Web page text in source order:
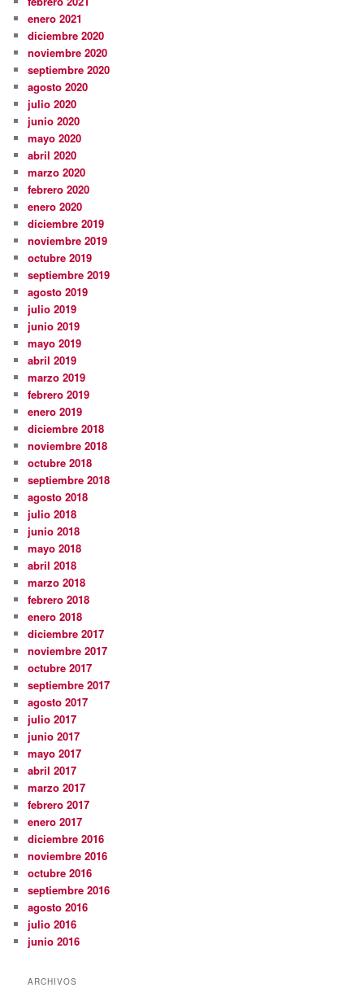
enero 2021
diciembre 2020
noviembre 2020
septiembre 2020
agosto 2020
julio 2020
junio 2020
mayo 2020
abril 2020
marzo 2020
febrero 2020
enero 2020
diciembre 2019
noviembre 2019
octubre 2019
septiembre 2019
agosto 2019
julio 2019
junio 2019
mayo 2019
abril 2019
marzo 2019
febrero 2019
enero 2019
diciembre 2018
noviembre 2018
octubre 2018
septiembre 2018
agosto 2018
julio 2018
junio 2018
mayo 2018
abril 2018
marzo 2018
febrero 2018
enero 2018
diciembre 2017
noviembre 2017
octubre 2017
septiembre 2017
agosto 2017
julio 2017
junio 2017
mayo 2017
abril 2017
marzo 2017
febrero 2017
enero 2017
diciembre 2016
noviembre 2016
octubre 2016
septiembre 2016
agosto 2016
julio 2016
junio 2016
ARCHIVOS